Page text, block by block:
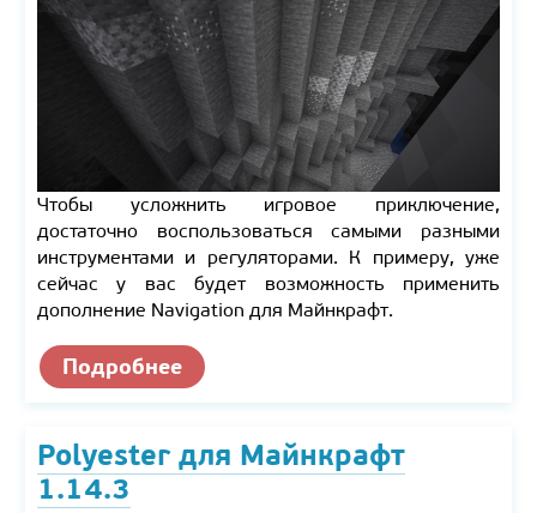
Чтобы усложнить игровое приключение,
достаточно воспользоваться самыми разными
инструментами и регуляторами. К примеру, уже
сейчас у вас будет возможность применить
дополнение Navigation для Майнкрафт.
Подробнее
Polyester для Майнкрафт
1.14.3